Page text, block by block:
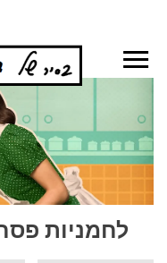
Skip
לחמניות